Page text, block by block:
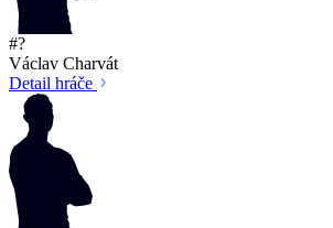
#?
Václav Charvát
Detail hráče